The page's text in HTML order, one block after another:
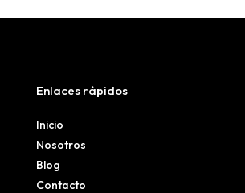
Enlaces rápidos
Inicio
Nosotros
Blog
Contacto